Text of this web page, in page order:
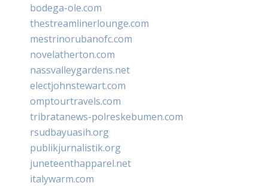
bodega-ole.com
thestreamlinerlounge.com
mestrinorubanofc.com
novelatherton.com
nassvalleygardens.net
electjohnstewart.com
omptourtravels.com
tribratanews-polreskebumen.com
rsudbayuasih.org
publikjurnalistik.org
juneteenthapparel.net
italywarm.com